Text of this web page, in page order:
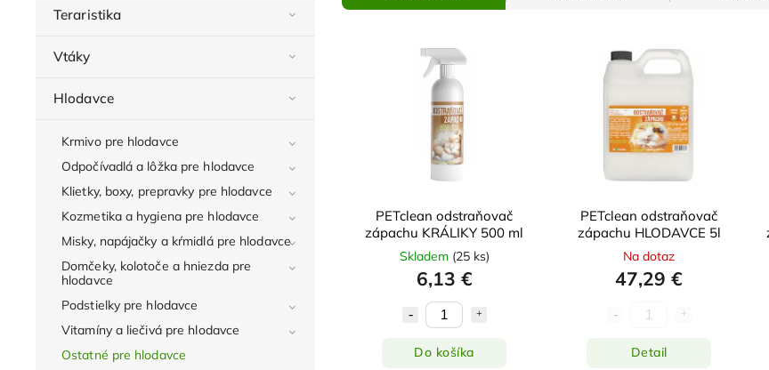
Teraristika
Vtáky
Hlodavce
Krmivo pre hlodavce
Odpočívadlá a lôžka pre hlodavce
Klietky, boxy, prepravky pre hlodavce
Kozmetika a hygiena pre hlodavce
Misky, napájačky a kŕmidlá pre hlodavce
Domčeky, kolotoče a hniezda pre
hlodavce
Podstielky pre hlodavce
Vitamíny a liečivá pre hlodavce
Ostatné pre hlodavce
PETclean odstraňovač
zápachu KRÁLIKY 500 ml
Skladem (25 ks)
6,13 €
Do košíka
PETclean odstraňovač
zápachu HLODAVCE 5l
Na dotaz
47,29 €
Detail